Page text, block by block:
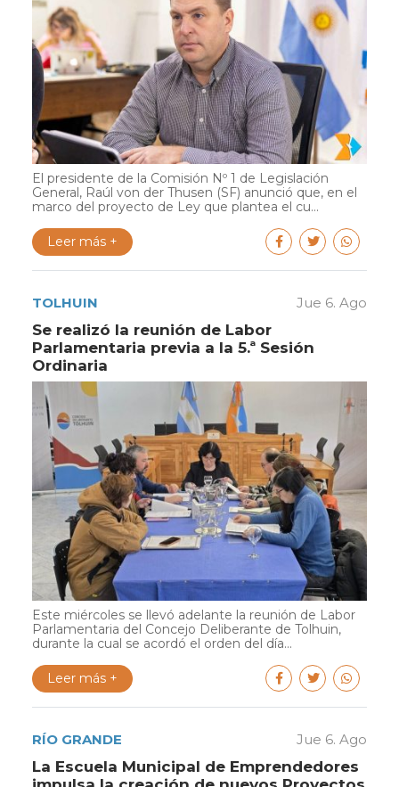
El presidente de la Comisión Nº 1 de Legislación
General, Raúl von der Thusen (SF) anunció que, en el
marco del proyecto de Ley que plantea el cu...
Leer más +
TOLHUIN Jue 6. Ago
Se realizó la reunión de Labor
Parlamentaria previa a la 5.ª Sesión
Ordinaria
Este miércoles se llevó adelante la reunión de Labor
Parlamentaria del Concejo Deliberante de Tolhuin,
durante la cual se acordó el orden del día...
Leer más +
RÍO GRANDE Jue 6. Ago
La Escuela Municipal de Emprendedores